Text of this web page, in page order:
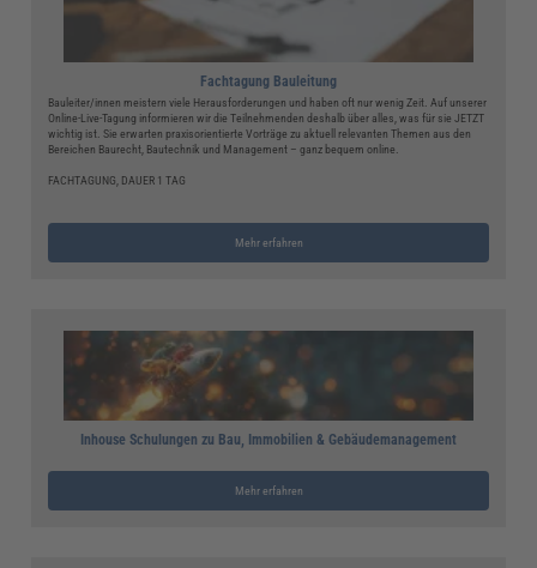
Fachtagung Bauleitung
Bauleiter/innen meistern viele Herausforderungen und haben oft nur wenig Zeit. Auf unserer
Online-Live-Tagung informieren wir die Teilnehmenden deshalb über alles, was für sie JETZT
wichtig ist. Sie erwarten praxisorientierte Vorträge zu aktuell relevanten Themen aus den
Bereichen Baurecht, Bautechnik und Management – ganz bequem online.
FACHTAGUNG, DAUER 1 TAG
Mehr erfahren
Inhouse Schulungen zu Bau, Immobilien & Gebäudemanagement
Mehr erfahren